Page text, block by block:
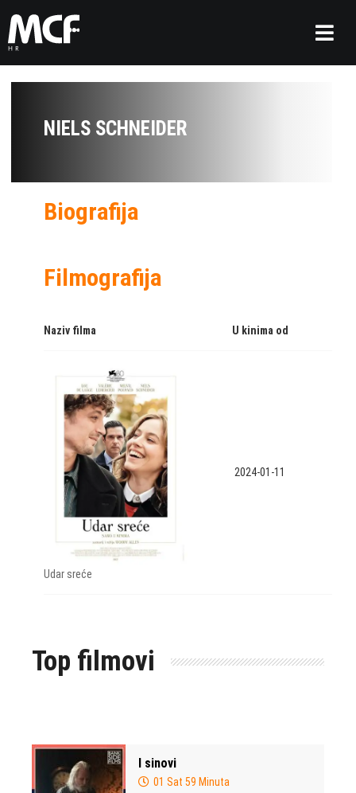
NIELS SCHNEIDER
Biografija
Filmografija
Naziv filma U kinima od
Udar sreće
2024-01-11
Top filmovi
I sinovi
01 Sat 59 Minuta